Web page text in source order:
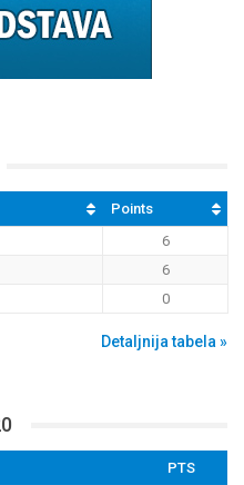
Points
6
6
0
Detaljnija tabela »
PTS